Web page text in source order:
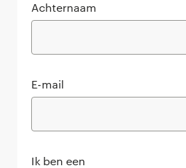
Achternaam
E-mail
Ik ben een